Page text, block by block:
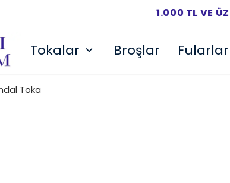
1.000 TL VE
Tokalar Broşlar Fularlar
Toka